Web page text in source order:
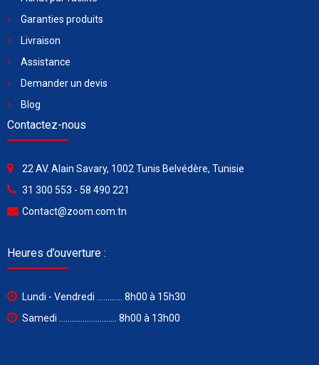
Garanties produits
Livraison
Assistance
Demander un devis
Blog
Contactez-nous
22 AV. Alain Savary, 1002 Tunis Belvédère, Tunisie
31 300 553 - 58 490 221
Contact@zoom.com.tn
Heures d’ouverture :
Lundi - Vendredi ............ 8h00 à 15h30
Samedi ........................... 8h00 à 13h00